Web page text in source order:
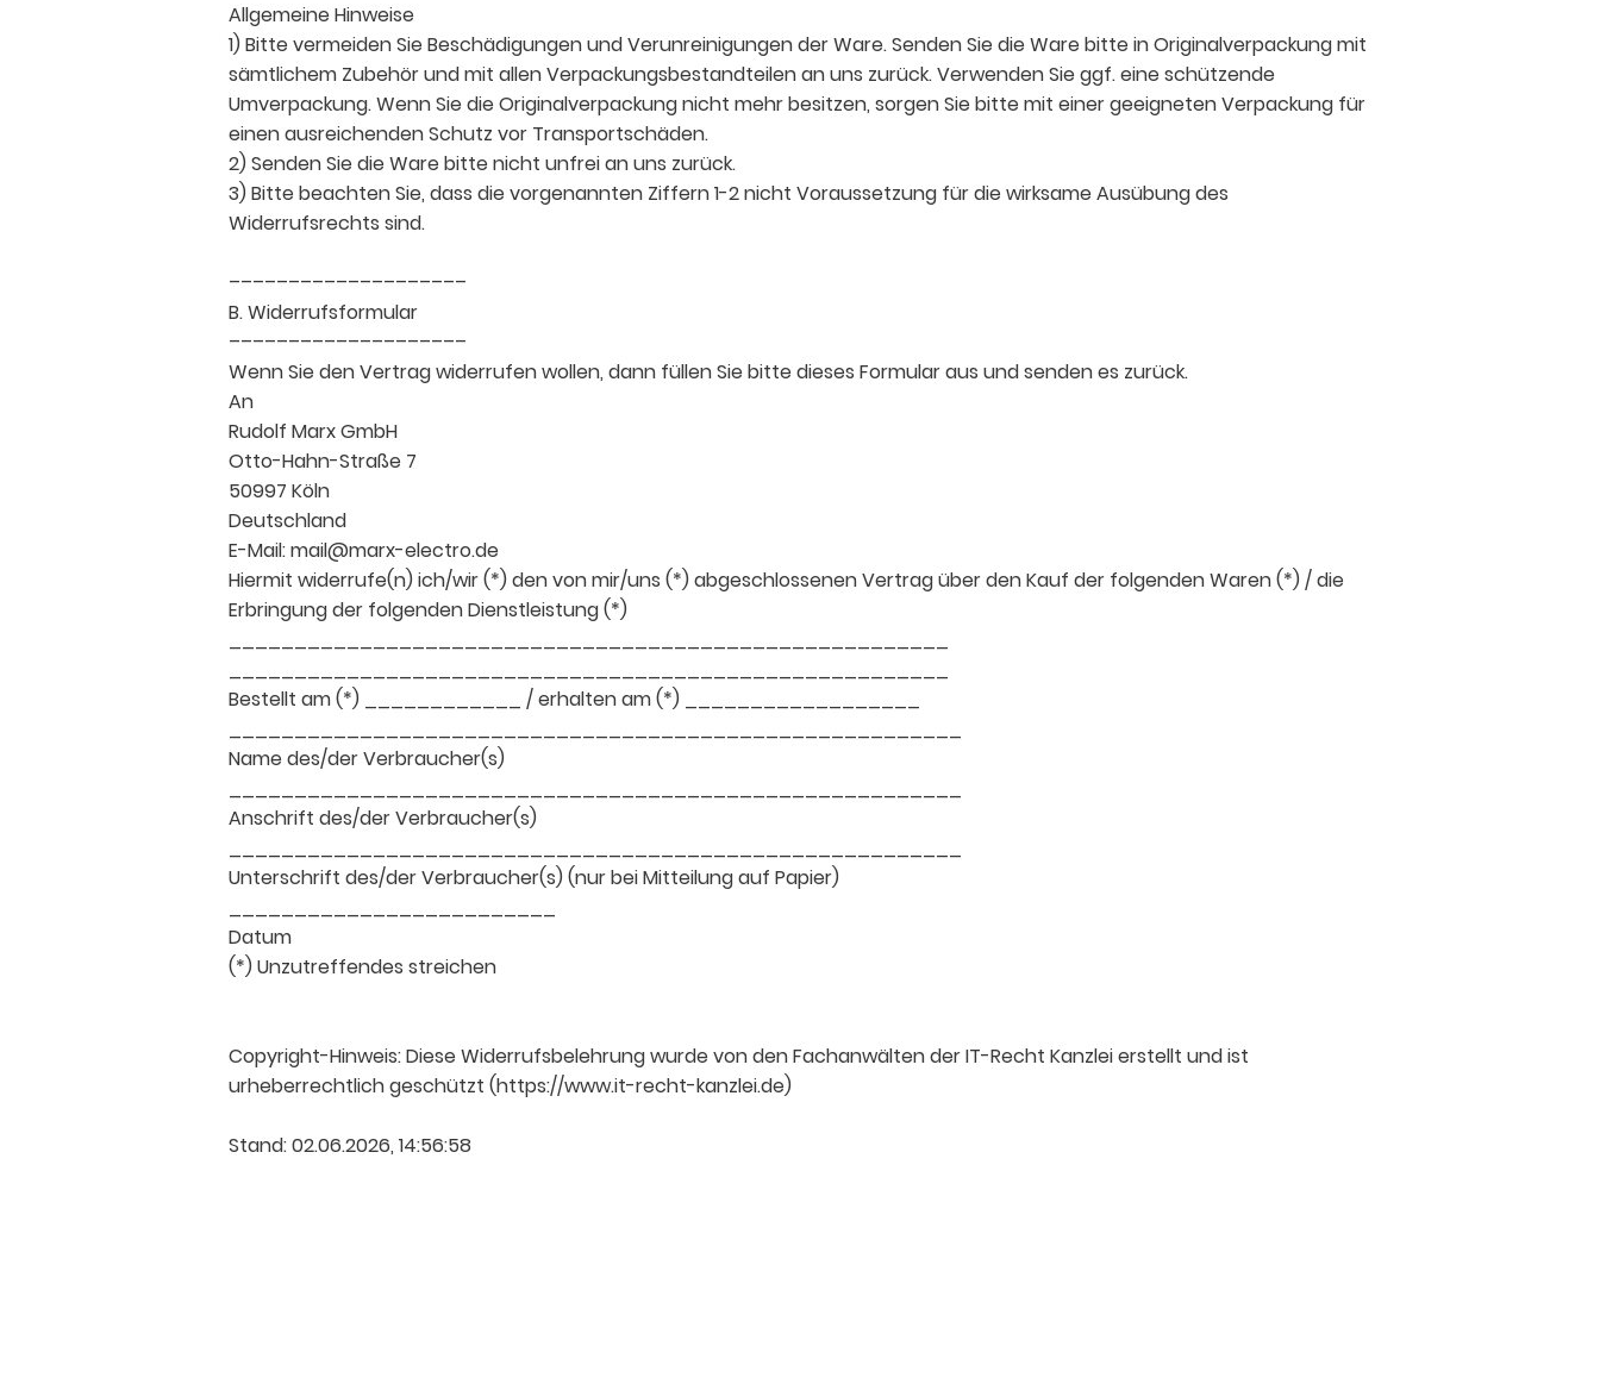
Allgemeine Hinweise
1) Bitte vermeiden Sie Beschädigungen und Verunreinigungen der Ware. Senden Sie die Ware bitte in Originalverpackung mit
sämtlichem Zubehör und mit allen Verpackungsbestandteilen an uns zurück. Verwenden Sie ggf. eine schützende
Umverpackung. Wenn Sie die Originalverpackung nicht mehr besitzen, sorgen Sie bitte mit einer geeigneten Verpackung für
einen ausreichenden Schutz vor Transportschäden.
2) Senden Sie die Ware bitte nicht unfrei an uns zurück.
3) Bitte beachten Sie, dass die vorgenannten Ziffern 1-2 nicht Voraussetzung für die wirksame Ausübung des
Widerrufsrechts sind.
––––––––––––––––––––
B. Widerrufsformular
––––––––––––––––––––
Wenn Sie den Vertrag widerrufen wollen, dann füllen Sie bitte dieses Formular aus und senden es zurück.
An
Rudolf Marx GmbH
Otto-Hahn-Straße 7
50997 Köln
Deutschland
E-Mail: mail@marx-electro.de
Hiermit widerrufe(n) ich/wir (*) den von mir/uns (*) abgeschlossenen Vertrag über den Kauf der folgenden Waren (*) / die
Erbringung der folgenden Dienstleistung (*)
Bestellt am (*) ____________ / erhalten am (*) __________________
Name des/der Verbraucher(s)
Anschrift des/der Verbraucher(s)
Unterschrift des/der Verbraucher(s) (nur bei Mitteilung auf Papier)
Datum
(*) Unzutreffendes streichen
Copyright-Hinweis: Diese Widerrufsbelehrung wurde von den Fachanwälten der IT-Recht Kanzlei erstellt und ist
urheberrechtlich geschützt (https://www.it-recht-kanzlei.de)
Stand: 02.06.2026, 14:56:58